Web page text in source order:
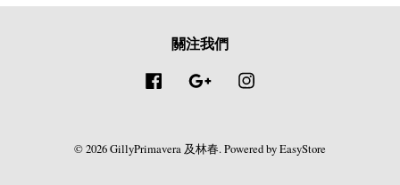
關注我們
Facebook Google
© 2026 GillyPrimavera 及林春. Powered byEasyStore